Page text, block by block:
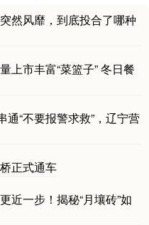
然风靡，到底投合了哪种
上市丰富“菜篮子” 冬日餐
“不要报警求救”，辽宁营
正式通车
近一步！揭秘“月壤砖”如